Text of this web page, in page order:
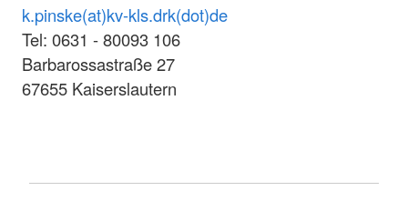
k.pinske(at)kv-kls.drk(dot)de
Tel: 0631 - 80093 106
Barbarossastraße 27
67655 Kaiserslautern